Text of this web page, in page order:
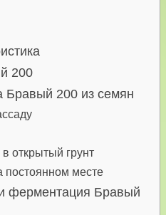
200
Бравый 200 из семян
открытый грунт
постоянном месте
ферментация Бравый